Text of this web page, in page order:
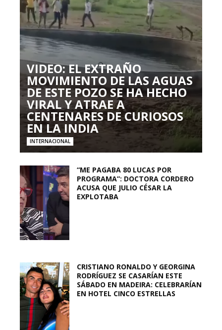
VIDEO: EL EXTRAÑO
MOVIMIENTO DE LAS AGUAS
DE ESTE POZO SE HA HECHO
VIRAL Y ATRAE A
CENTENARES DE CURIOSOS
EN LA INDIA
INTERNACIONAL
“ME PAGABA 80 LUCAS POR
PROGRAMA”: DOCTORA CORDERO
ACUSA QUE JULIO CÉSAR LA
EXPLOTABA
CRISTIANO RONALDO Y GEORGINA
RODRÍGUEZ SE CASARÍAN ESTE
SÁBADO EN MADEIRA: CELEBRARÍAN
EN HOTEL CINCO ESTRELLAS